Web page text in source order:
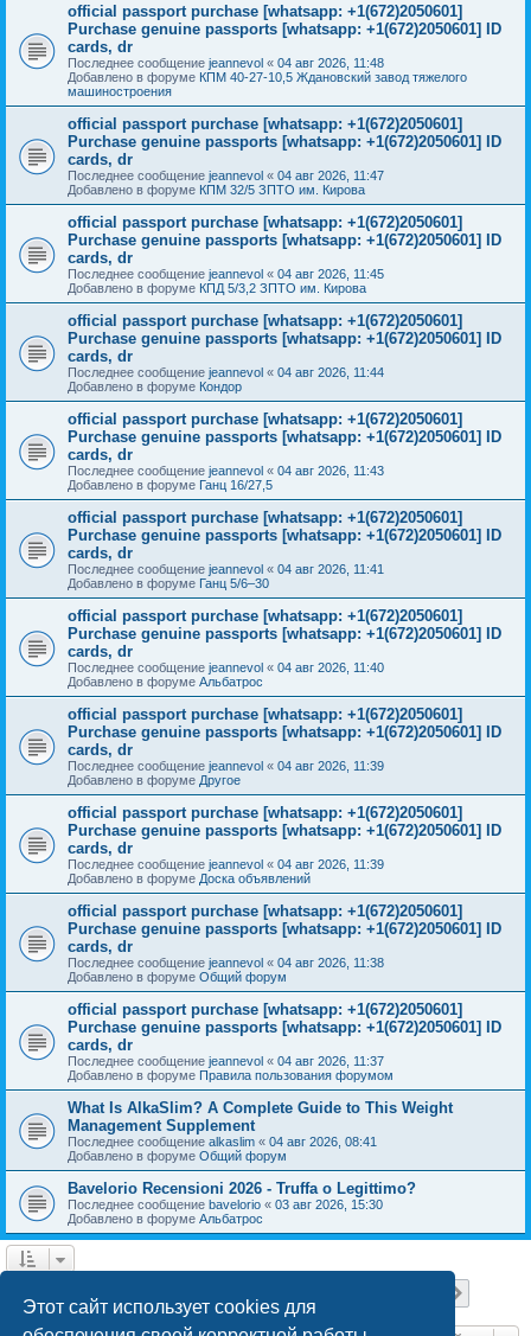
Этот сайт использует cookies для
official passport purchase [whatsapp: +1(672)2050601]
Purchase genuine passports [whatsapp: +1(672)2050601] ID
cards, dr
Последнее сообщение jeannevol « 04 авг 2026, 11:48
Добавлено в форуме КПМ 40-27-10,5 Ждановский завод тяжелого
машиностроения
official passport purchase [whatsapp: +1(672)2050601]
Purchase genuine passports [whatsapp: +1(672)2050601] ID
cards, dr
Последнее сообщение jeannevol « 04 авг 2026, 11:47
Добавлено в форуме КПМ 32/5 ЗПТО им. Кирова
official passport purchase [whatsapp: +1(672)2050601]
Purchase genuine passports [whatsapp: +1(672)2050601] ID
cards, dr
Последнее сообщение jeannevol « 04 авг 2026, 11:45
Добавлено в форуме КПД 5/3,2 ЗПТО им. Кирова
official passport purchase [whatsapp: +1(672)2050601]
Purchase genuine passports [whatsapp: +1(672)2050601] ID
cards, dr
Последнее сообщение jeannevol « 04 авг 2026, 11:44
Добавлено в форуме Кондор
official passport purchase [whatsapp: +1(672)2050601]
Purchase genuine passports [whatsapp: +1(672)2050601] ID
cards, dr
Последнее сообщение jeannevol « 04 авг 2026, 11:43
Добавлено в форуме Ганц 16/27,5
official passport purchase [whatsapp: +1(672)2050601]
Purchase genuine passports [whatsapp: +1(672)2050601] ID
cards, dr
Последнее сообщение jeannevol « 04 авг 2026, 11:41
Добавлено в форуме Ганц 5/6–30
official passport purchase [whatsapp: +1(672)2050601]
Purchase genuine passports [whatsapp: +1(672)2050601] ID
cards, dr
Последнее сообщение jeannevol « 04 авг 2026, 11:40
Добавлено в форуме Альбатрос
official passport purchase [whatsapp: +1(672)2050601]
Purchase genuine passports [whatsapp: +1(672)2050601] ID
cards, dr
Последнее сообщение jeannevol « 04 авг 2026, 11:39
Добавлено в форуме Другое
official passport purchase [whatsapp: +1(672)2050601]
Purchase genuine passports [whatsapp: +1(672)2050601] ID
cards, dr
Последнее сообщение jeannevol « 04 авг 2026, 11:39
Добавлено в форуме Доска объявлений
official passport purchase [whatsapp: +1(672)2050601]
Purchase genuine passports [whatsapp: +1(672)2050601] ID
cards, dr
Последнее сообщение jeannevol « 04 авг 2026, 11:38
Добавлено в форуме Общий форум
official passport purchase [whatsapp: +1(672)2050601]
Purchase genuine passports [whatsapp: +1(672)2050601] ID
cards, dr
Последнее сообщение jeannevol « 04 авг 2026, 11:37
Добавлено в форуме Правила пользования форумом
What Is AlkaSlim? A Complete Guide to This Weight
Management Supplement
Последнее сообщение alkaslim « 04 авг 2026, 08:41
Добавлено в форуме Общий форум
Bavelorio Recensioni 2026 - Truffa o Legittimo?
Последнее сообщение bavelorio « 03 авг 2026, 15:30
Добавлено в форуме Альбатрос